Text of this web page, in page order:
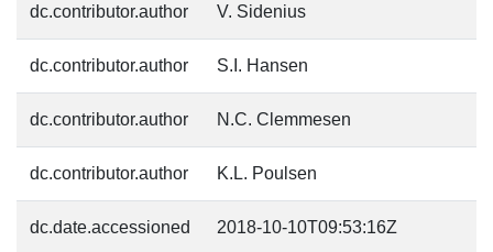
dc.contributor.author V. Sidenius
dc.contributor.author S.I. Hansen
dc.contributor.author N.C. Clemmesen
dc.contributor.author K.L. Poulsen
dc.date.accessioned 2018-10-10T09:53:16Z